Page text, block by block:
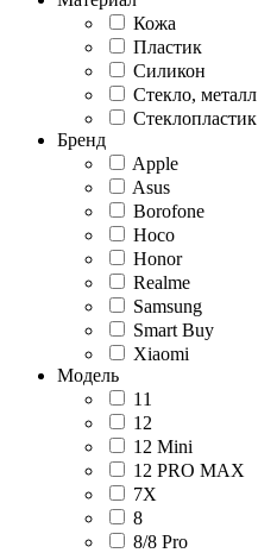
Кожа
Пластик
Силикон
Стекло, металл
Стеклопластик
Бренд
Apple
Asus
Borofone
Hoco
Honor
Realme
Samsung
Smart Buy
Xiaomi
Модель
11
12
12 Mini
12 PRO MAX
7X
8
8/8 Pro